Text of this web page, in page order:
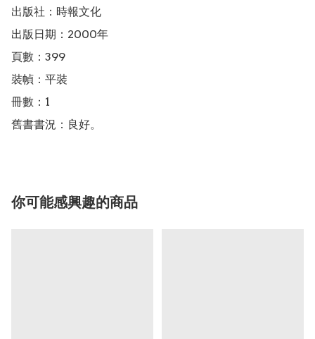
出版社：時報文化
出版日期：2000年
頁數：399
裝幀：平裝
冊數：1
舊書書況：良好。
你可能感興趣的商品